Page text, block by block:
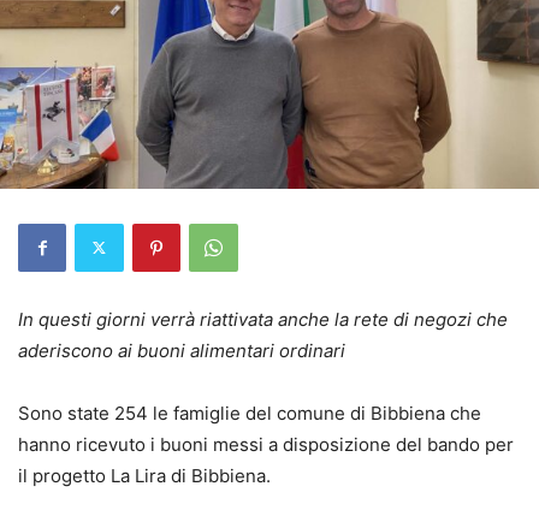
In questi giorni verrà riattivata anche la rete di negozi che
aderiscono ai buoni alimentari ordinari
Sono state 254 le famiglie del comune di Bibbiena che
hanno ricevuto i buoni messi a disposizione del bando per
il progetto La Lira di Bibbiena.